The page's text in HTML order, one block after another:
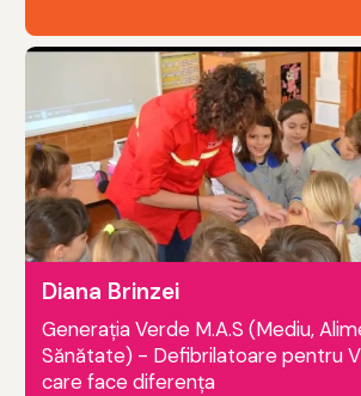
Diana Brinzei
Generația Verde M.A.S (Mediu,
Sănătate) - Defibrilatoare pentru
care face diferența